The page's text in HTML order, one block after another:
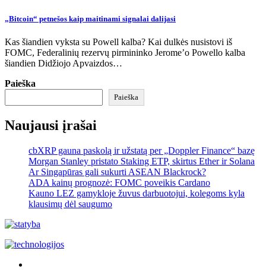
„Bitcoin“ petnešos kaip maitinami signalai dalijasi
Kas šiandien vyksta su Powell kalba? Kai dulkės nusistovi iš
FOMC, Federalinių rezervų pirmininko Jerome’o Powello kalba
šiandien Didžiojo Apvaizdos…
Paieška
Paieška
Naujausi įrašai
cbXRP gauna paskolą ir užstatą per „Doppler Finance“ bazę
Morgan Stanley pristato Staking ETP, skirtus Ether ir Solana
Ar Singapūras gali sukurti ASEAN Blackrock?
ADA kainų prognozė: FOMC poveikis Cardano
Kauno LEZ gamykloje žuvus darbuotojui, kolegoms kyla
klausimų dėl saugumo